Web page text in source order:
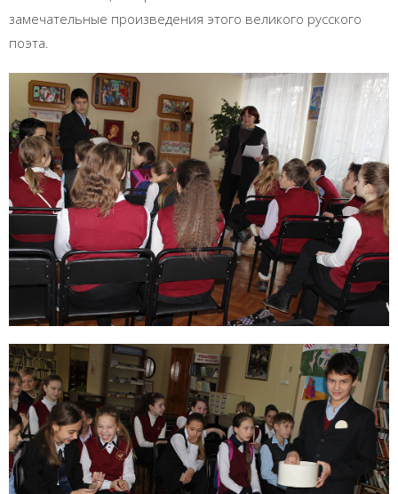
замечательные произведения этого великого русского
поэта.